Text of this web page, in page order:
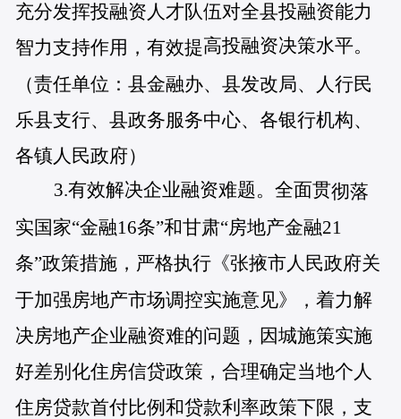
充分发挥投融资人才队伍对全县投融资能力
智力支持作用，有效提高投融资决策水平。
（责任单位：县金融办、县发改局、人行民
乐县支行、县政务服务中心、各银行机构、
各镇人民政府）
3.有效解决企业融资难题。全面贯彻落
实国家“金融16条”和甘肃“房地产金融21
条”政策措施，严格执行《张掖市人民政府关
于加强房地产市场调控实施意见》，着力解
决房地产企业融资难的问题，因城施策实施
好差别化住房信贷政策，合理确定当地个人
住房贷款首付比例和贷款利率政策下限，支